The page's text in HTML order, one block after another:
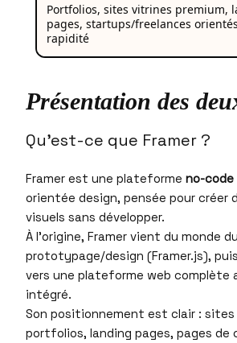
Portfolios, sites vitrines premium,
pages, startups/freelances
rapidité
Présentation des
Qu’est-ce que Framer ?
Framer est une plateformeno-code
orientée design, pensée pour créer
visuels sans développer.​
À l’origine, Framer vient du monde du
prototypage/design (Framer.js),
vers une plateforme web complète
intégré.​
Son positionnement est clair :
portfolios, landing pages, pages de